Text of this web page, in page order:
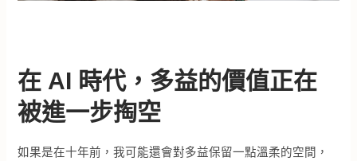
在 AI 時代，多益的價值正在
被進一步掏空
如果是在十年前，我可能還會對多益保留一點溫柔的空間，